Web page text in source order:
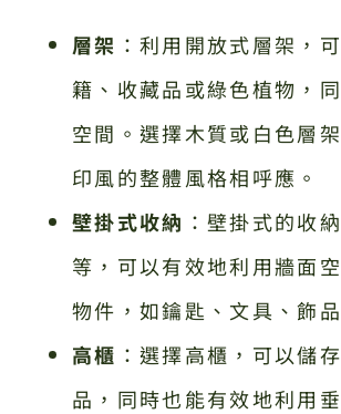
層架 ：利用開放式層架，
籍、收藏品或綠色植物，
空間。選擇木質或白色層
印風的整體風格相呼應。
壁掛式收納 ：壁掛式的收
等，可以有效地利用牆面
物件，如鑰匙、文具、飾品
高櫃 ：選擇高櫃，可以儲
品，同時也能有效地利用